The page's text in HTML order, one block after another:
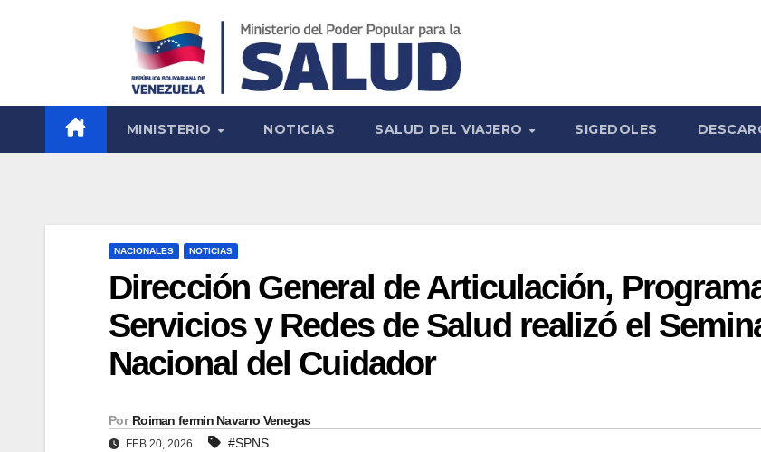
MINISTERIO NOTICIAS SALUD DEL VIAJERO SIGEDOLES
NACIONALES NOTICIAS
Dirección General de Articulación,
Servicios y Redes de Salud realizó el
Nacional del Cuidador
Por Roiman fermin Navarro Venegas
FEB 20, 2026 #SPNS